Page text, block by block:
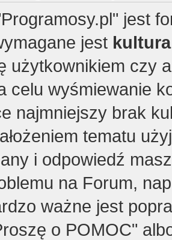
jest
jest
użytkownikiem czy
celu wyśmiewanie
najmniejszy brak
tematu
i odpowiedź
na Forum,
ważne jest
o POMOC"